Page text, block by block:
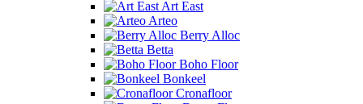
Art East
Arteo
Berry Alloc
Betta
Boho Floor
Bonkeel
Cronafloor